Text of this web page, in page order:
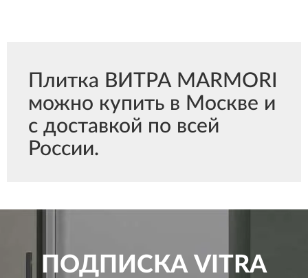
Плитка ВИТРА MARMORI
можно купить в Москве и
с доставкой по всей
России.
ПОДПИСКА VITRA